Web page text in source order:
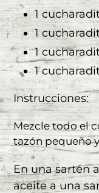
1
1
1
1
Instrucciones:
Mezcle todo el
tazón pequeño
En una sartén
aceite a una